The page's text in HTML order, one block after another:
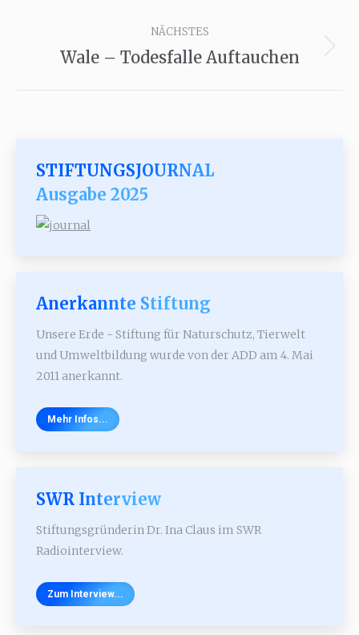
NÄCHSTES
Nächster
Wale – Todesfalle Auftauchen
STIFTUNGSJOURNAL
Ausgabe 2025
Anerkannte Stiftung
Unsere Erde - Stiftung für Naturschutz, Tierwelt
und Umweltbildung wurde von der ADD am 4. Mai
2011 anerkannt.
Mehr Infos...
SWR Interview
Stiftungsgründerin Dr. Ina Claus im SWR
Radiointerview.
Zum Interview...